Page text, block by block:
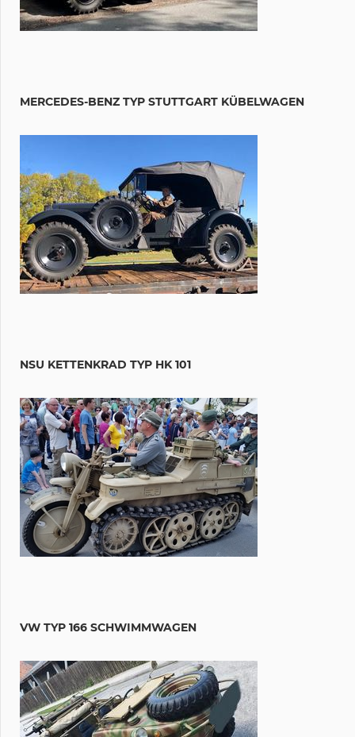
MERCEDES-BENZ TYP STUTTGART KÜBELWAGEN
NSU KETTENKRAD TYP HK 101
VW TYP 166 SCHWIMMWAGEN